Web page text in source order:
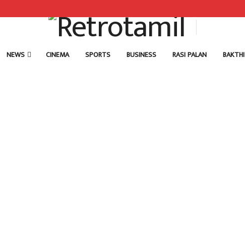
NEWS CINEMA SPORTS BUSINESS RASI PALAN BAKTHI